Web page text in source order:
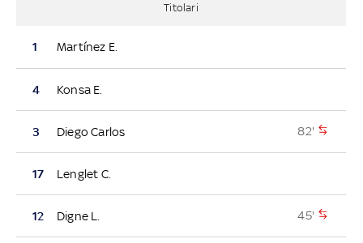
Titolari
1 Martínez E.
4 Konsa E.
3 Diego Carlos 82'
17 Lenglet C.
12 Digne L. 45'